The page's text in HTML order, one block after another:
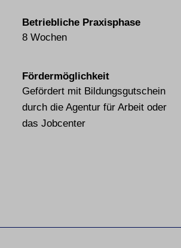
Betriebliche Praxisphase
8 Wochen
Fördermöglichkeit
Gefördert mit Bildungsgutschein
durch die Agentur für Arbeit oder
das Jobcenter